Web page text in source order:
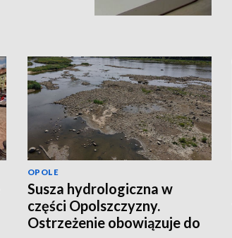
OPOLE
Susza hydrologiczna w
części Opolszczyzny.
Ostrzeżenie obowiązuje do